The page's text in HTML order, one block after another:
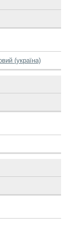
(україна)